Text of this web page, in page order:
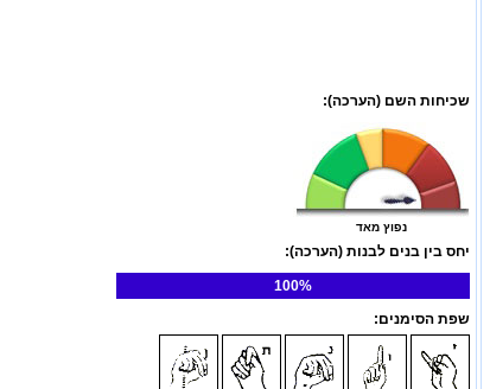
שכיחות השם (הערכה):
נפוץ מאד
יחס בין בנים לבנות (הערכה):
100%
שפת הסימנים: